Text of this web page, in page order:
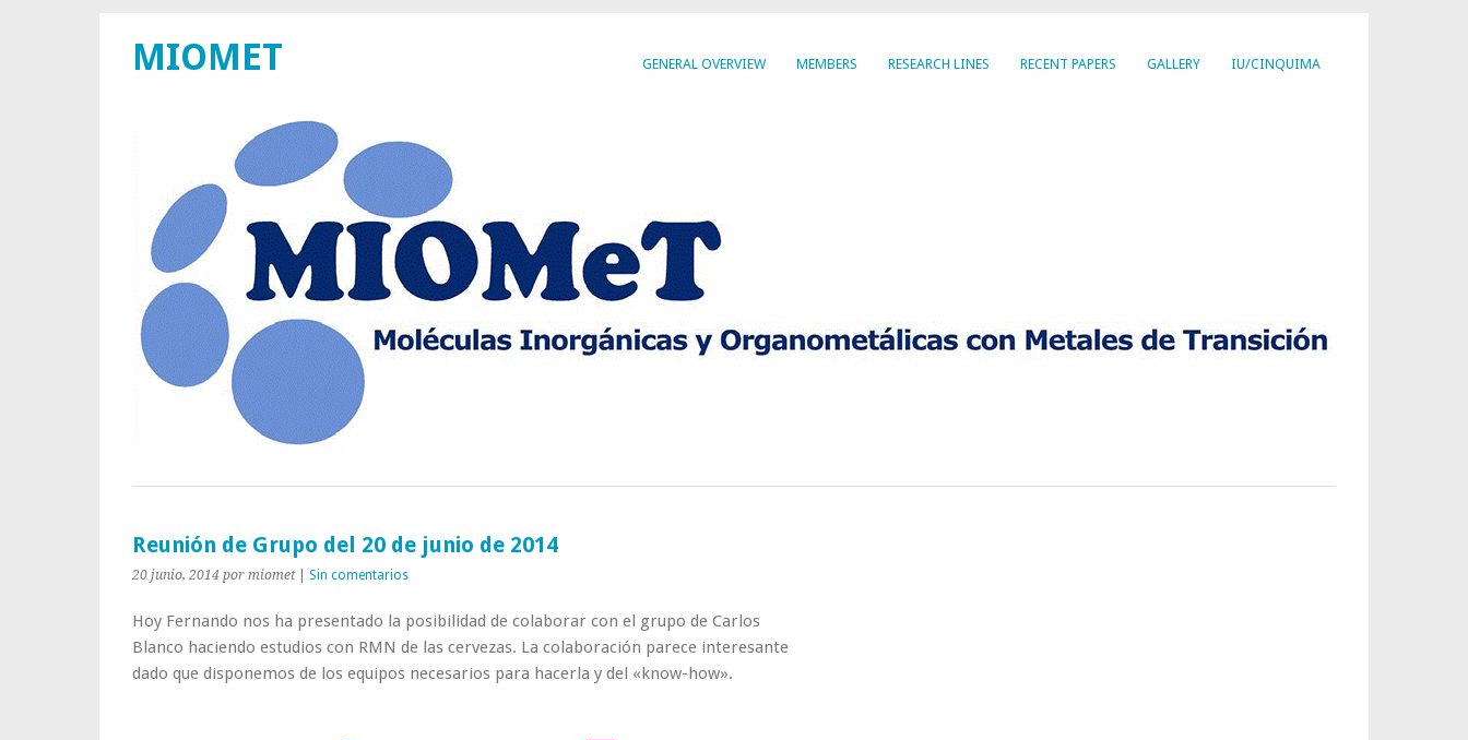
GENERAL OVERVIEW MEMBERS RESEARCH LINES RECENT PAPERS GALLERY IU/CINQUIMA
MIOMET
Reunión de Grupo del 20 de junio de 2014
20 junio, 2014 por miomet| Sin comentarios
Hoy Fernando nos ha presentado la posibilidad de colaborar con el grupo de Carlos
Blanco haciendo estudios con RMN de las cervezas. La colaboración parece interesante
dado que disponemos de los equipos necesarios para hacerla y del «know-how».